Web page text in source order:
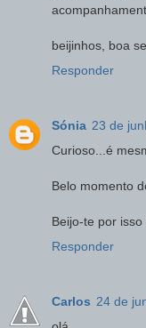
beijinhos, boa
Responder
Sónia 23 de
Curioso...é
Belo momento
Beijo-te por isso
Responder
Carlos 24 de